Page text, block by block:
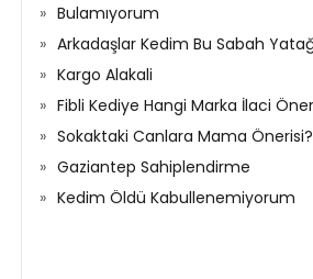
Bulamıyorum
Kargo Alakali
Sokaktaki Canlara Mama Önerisi?
Gaziantep Sahiplendirme
Kedim Öldü Kabullenemiyorum